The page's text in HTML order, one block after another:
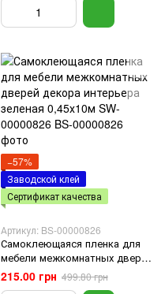
−57%
Заводской клей
Сертификат качества
Артикул: BS-00000826
Самоклеющаяся пленка для
мебели межкомнатных дверей
декора интерьера зеленая
0,45х10м SW-00000826
215.00 грн 499.80 грн